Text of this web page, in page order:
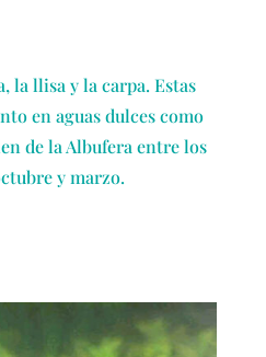
la llisa y la carpa. Estas
en aguas dulces como
de la Albufera entre los
y marzo.